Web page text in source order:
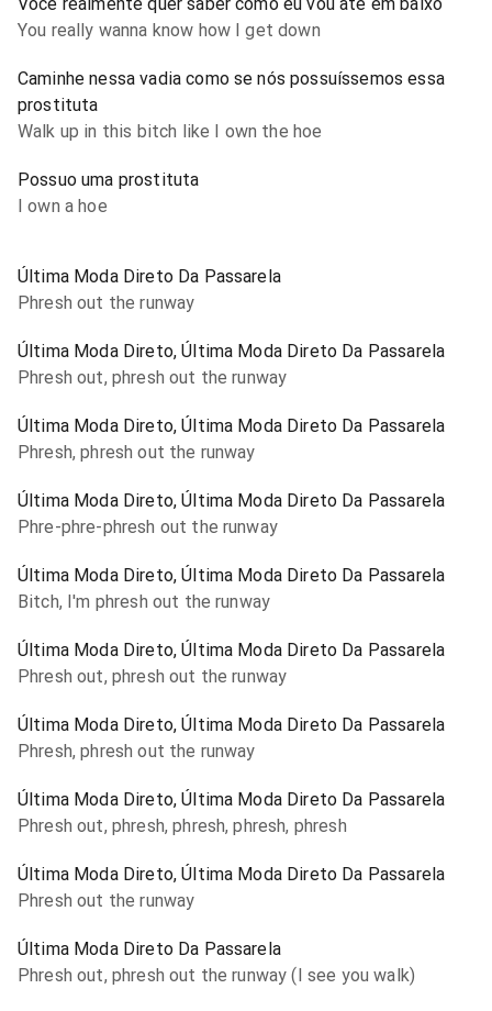
You really wanna know how I get down
Caminhe nessa vadia como se nós possuíssemos essa
prostituta
Walk up in this bitch like I own the hoe
Possuo uma prostituta
I own a hoe
Última Moda Direto Da Passarela
Phresh out the runway
Última Moda Direto, Última Moda Direto Da Passarela
Phresh out, phresh out the runway
Última Moda Direto, Última Moda Direto Da Passarela
Phresh, phresh out the runway
Última Moda Direto, Última Moda Direto Da Passarela
Phre-phre-phresh out the runway
Última Moda Direto, Última Moda Direto Da Passarela
Bitch, I'm phresh out the runway
Última Moda Direto, Última Moda Direto Da Passarela
Phresh out, phresh out the runway
Última Moda Direto, Última Moda Direto Da Passarela
Phresh, phresh out the runway
Última Moda Direto, Última Moda Direto Da Passarela
Phresh out, phresh, phresh, phresh, phresh
Última Moda Direto, Última Moda Direto Da Passarela
Phresh out the runway
Última Moda Direto Da Passarela
Phresh out, phresh out the runway (I see you walk)